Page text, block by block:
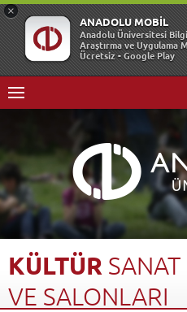
KÜLTÜR SANAT
VE SALONLARI